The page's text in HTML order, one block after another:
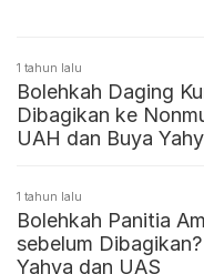
1 tahun lalu
Bolehkah Daging
Dibagikan ke
UAH dan Buya
1 tahun lalu
Bolehkah Panitia
sebelum
Yahya dan UAS